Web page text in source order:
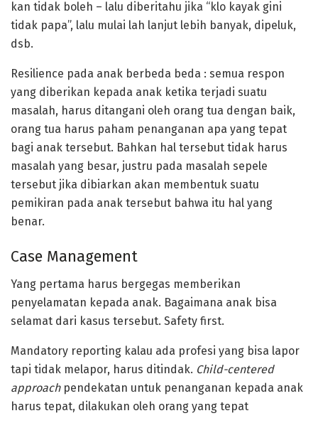
kan tidak boleh – lalu diberitahu jika “klo kayak gini
tidak papa”, lalu mulai lah lanjut lebih banyak, dipeluk,
dsb.
Resilience pada anak berbeda beda : semua respon
yang diberikan kepada anak ketika terjadi suatu
masalah, harus ditangani oleh orang tua dengan baik,
orang tua harus paham penanganan apa yang tepat
bagi anak tersebut. Bahkan hal tersebut tidak harus
masalah yang besar, justru pada masalah sepele
tersebut jika dibiarkan akan membentuk suatu
pemikiran pada anak tersebut bahwa itu hal yang
benar.
Case Management
Yang pertama harus bergegas memberikan
penyelamatan kepada anak. Bagaimana anak bisa
selamat dari kasus tersebut. Safety first.
Mandatory reporting kalau ada profesi yang bisa lapor
tapi tidak melapor, harus ditindak. Child-centered
approachpendekatan untuk penanganan kepada anak
harus tepat, dilakukan oleh orang yang tepat